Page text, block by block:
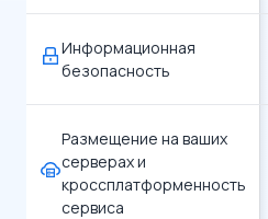
Информационная
безопасность
Размещение на ваших
серверах и
кроссплатформенность
сервиса